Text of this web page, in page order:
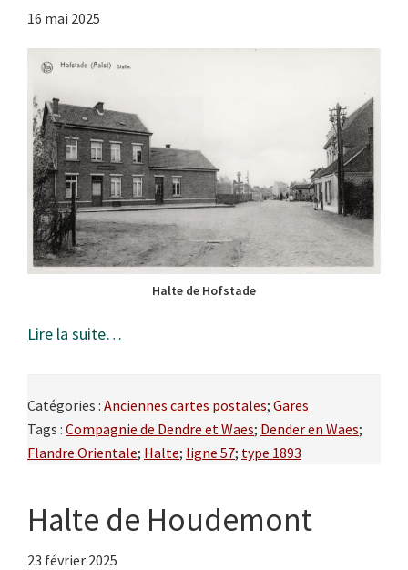
16 mai 2025
Halte de Hofstade
Lire la suite…
Catégories : Anciennes cartes postales; Gares
Tags : Compagnie de Dendre et Waes; Dender en Waes;
Flandre Orientale; Halte; ligne 57; type 1893
Halte de Houdemont
23 février 2025